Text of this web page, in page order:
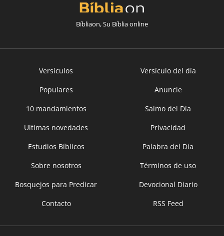
Bíbliaon, Su Bíblia online
Versículos
Versículo del día
Populares
Anuncie
10 mandamientos
Salmo del Día
Ultimas novedades
Privacidad
Estudios Bíblicos
Palabra del Día
Sobre nosotros
Términos de uso
Bosquejos para Predicar
Devocional Diario
Contacto
RSS Feed